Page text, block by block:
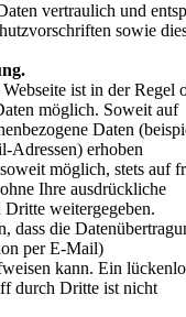
vertraulich und
sowie
ist in der Regel
möglich. Soweit auf
Daten
Adressen) erhoben
möglich, stets auf
Ihre ausdrückliche
weitergegeben.
dass die
per E-Mail)
kann. Ein
durch Dritte ist nicht